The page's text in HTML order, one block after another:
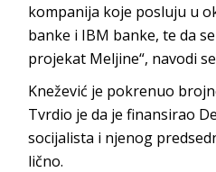
kompanija koje posluju u
banke i IBM banke, te da
projekat Meljine“, navodi
Knežević je pokrenuo
Tvrdio je da je finansirao
socijalista i njenog
lično.